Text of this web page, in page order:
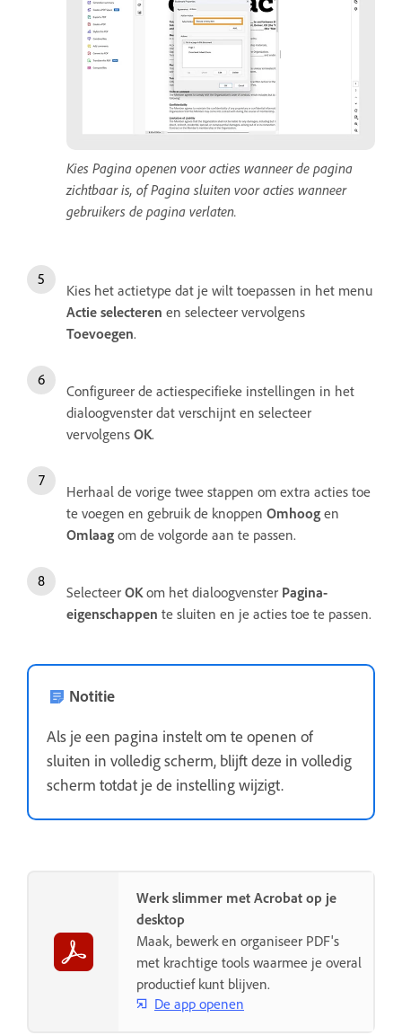
Kies Pagina openen voor acties wanneer de pagina
zichtbaar is, of Pagina sluiten voor acties wanneer
gebruikers de pagina verlaten.
Kies het actietype dat je wilt toepassen in het menu
Actie selecteren en selecteer vervolgens
Toevoegen.
Configureer de actiespecifieke instellingen in het
dialoogvenster dat verschijnt en selecteer
vervolgens OK.
Herhaal de vorige twee stappen om extra acties toe
te voegen en gebruik de knoppen Omhoog en
Omlaag om de volgorde aan te passen.
Selecteer OKom het dialoogvenster Pagina-
eigenschappen te sluiten en je acties toe te passen.
Notitie
Als je een pagina instelt om te openen of
sluiten in volledig scherm, blijft deze in volledig
scherm totdat je de instelling wijzigt.
Werk slimmer met Acrobat op je
desktop
Maak, bewerk en organiseer PDF's
met krachtige tools waarmee je overal
productief kunt blijven.
De app openen